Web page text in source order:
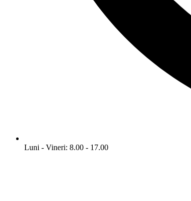
Luni - Vineri: 8.00 - 17.00